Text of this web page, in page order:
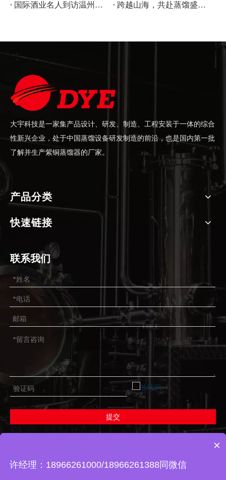
国际酒业名人到访温州大宇科技，共叙合作情谊
跨越山海，共赴蒸馏盛宴！温州大宇科技邀您相约WDSC 2026！
大宇科技是一家集产品设计、研发、制造、工程安装于一体的综合
性新兴企业，处于中国蒸馏设备研发制造的前沿，也是国内第一批
了解并生产紫铜蒸馏器的厂家。
产品分类
快速链接
联系我们
提交
网站地图 | 技术支持：领动
×
许经理：18966261000/18966261388同微信